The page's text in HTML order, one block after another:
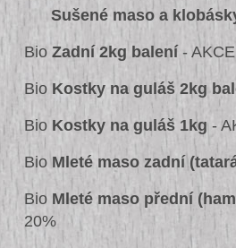
Sušené maso a
Bio Zadní 2kg balení -
Bio Kostky na guláš 2kg
Bio Kostky na guláš 1kg -
Bio Mleté maso zadní
Bio Mleté maso přední
20%